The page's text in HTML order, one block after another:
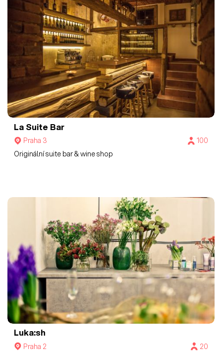
La Suite Bar
Praha 3
100
Originální suite bar & wine shop
Luka:sh
Praha 2
20